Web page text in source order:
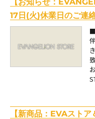
17日(火)休業日のご連
【新商品：EVAスト